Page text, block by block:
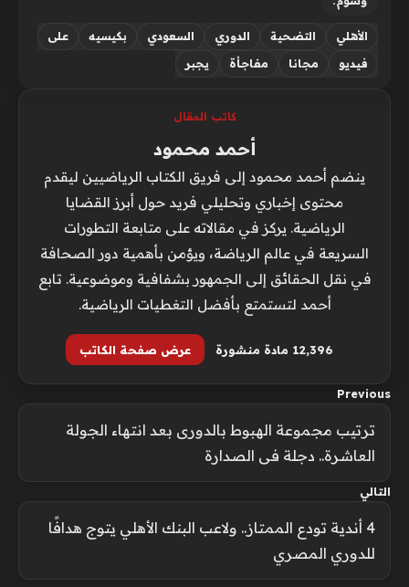
الأهلي التضحية الدوري السعودي بكيسيه
على
فيديو
مجانا مفاجأة يجبر
كاتب المقال
أحمد محمود
ينضم أحمد محمود إلى فريق الكتاب الرياضيين ليقدم
محتوى إخباري وتحليلي فريد حول أبرز القضايا
الرياضية. يركز في مقالاته على متابعة التطورات
السريعة في عالم الرياضة، ويؤمن بأهمية دور الصحافة
في نقل الحقائق إلى الجمهور بشفافية وموضوعية. تابع
أحمد لتستمتع بأفضل التغطيات الرياضية.
12٬396 مادة منشورة عرض صفحة الكاتب
Previous
ترتيب مجموعة الهبوط بالدورى بعد انتهاء الجولة
العاشرة.. دجلة فى الصدارة
التالي
4 أندية تودع الممتاز.. ولاعب البنك الأهلي يتوج هدافًا
للدوري المصري